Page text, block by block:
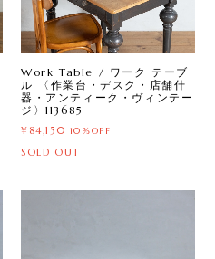
Work Table / ワーク テーブ
ル 〈作業台・デスク・店舗什
器・アンティーク・ヴィンテー
ジ〉113685
¥84,150 10%OFF
SOLD OUT